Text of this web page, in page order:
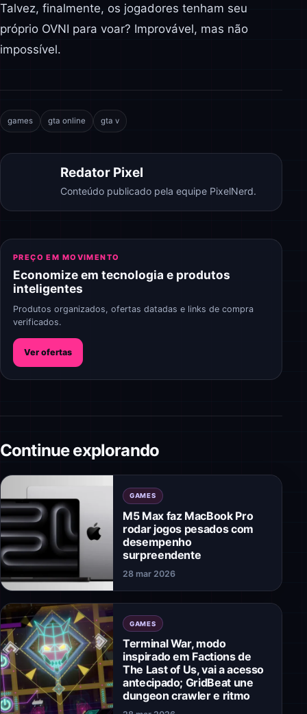
Talvez, finalmente, os jogadores tenham seu
próprio OVNI para voar? Improvável, mas não
impossível.
games gta online gta v
Redator Pixel
Conteúdo publicado pela equipe PixelNerd.
PREÇO EM MOVIMENTO
Economize em tecnologia e produtos
inteligentes
Produtos organizados, ofertas datadas e links de compra
verificados.
Ver ofertas
Continue explorando
GAMES
M5 Max faz MacBook Pro
rodar jogos pesados com
desempenho
surpreendente
28 mar 2026
GAMES
Terminal War, modo
inspirado em Factions de
The Last of Us, vai a acesso
antecipado; GridBeat une
dungeon crawler e ritmo